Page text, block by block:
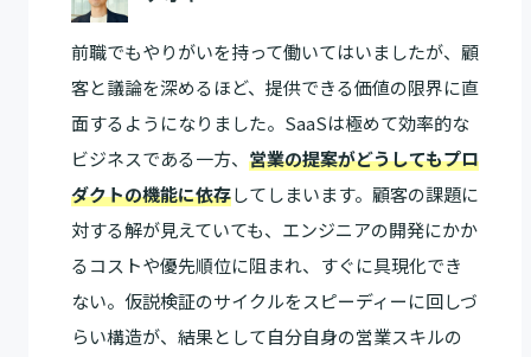
前職でもやりがいを持って働いてはいましたが、顧
客と議論を深めるほど、提供できる価値の限界に直
面するようになりました。SaaSは極めて効率的な
ビジネスである一方、 営業の提案がどうしてもプロ
ダクトの機能に依存してしまいます。顧客の課題に
対する解が見えていても、エンジニアの開発にかか
るコストや優先順位に阻まれ、すぐに具現化でき
ない。仮説検証のサイクルをスピーディーに回しづ
らい構造が、結果として自分自身の営業スキルの